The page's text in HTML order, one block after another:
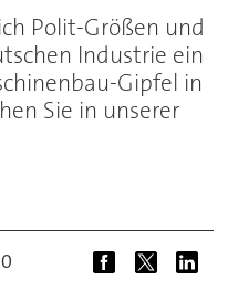
Polit-Größen und
Industrie ein
Gipfel in
Sie in unserer